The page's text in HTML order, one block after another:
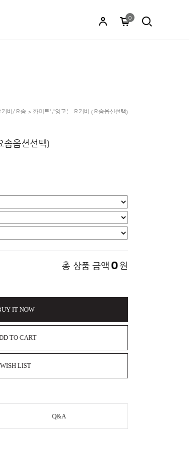
0
커버/요솜 > 화이트무영코튼 요커버 (요솜옵션선택)
솜옵션선택)
총 상품 금액 0원
IT NOW
TO CART
WISH LIST
Q&A